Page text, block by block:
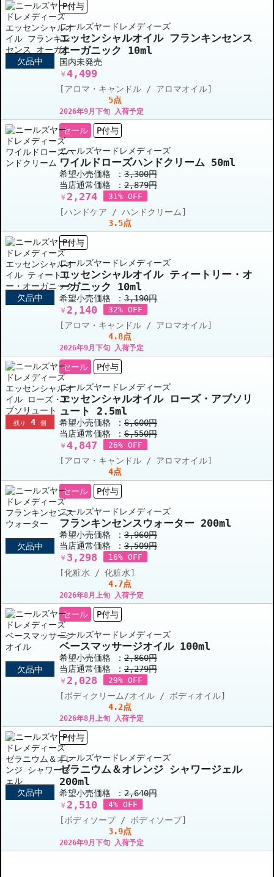
欠品中
P付与
ニールズヤードレメディーズ
エッセンシャルオイル フランキンセンス
オーガニック 10ml
国内未発売
￥ 4,499
[アロマ・キャンドル / アロマオイル]
5点
2026年9月下旬 入荷予定
セール P付与
ニールズヤードレメディーズ
ワイルドローズハンドクリーム 50ml
希望小売価格 ： 3,300円
当店通常価格 ： 2,879円
￥ 2,274 31% OFF
[ハンドケア / ハンドクリーム]
3.5点
欠品中
P付与
ニールズヤードレメディーズ
エッセンシャルオイル ティートリー・オ
ーガニック 10ml
希望小売価格 ： 3,190円
￥ 2,140 32% OFF
[アロマ・キャンドル / アロマオイル]
4.8点
2026年9月下旬 入荷予定
残り 4 個
セール P付与
ニールズヤードレメディーズ
エッセンシャルオイル ローズ・アブソリ
ュート 2.5ml
希望小売価格 ： 6,600円
当店通常価格 ： 6,550円
￥ 4,847 26% OFF
[アロマ・キャンドル / アロマオイル]
4点
欠品中
セール P付与
ニールズヤードレメディーズ
フランキンセンスウォーター 200ml
希望小売価格 ： 3,960円
当店通常価格 ： 3,509円
￥ 3,298 16% OFF
[化粧水 / 化粧水]
4.7点
2026年8月上旬 入荷予定
欠品中
セール P付与
ニールズヤードレメディーズ
ベースマッサージオイル 100ml
希望小売価格 ： 2,860円
当店通常価格 ： 2,279円
￥ 2,028 29% OFF
[ボディクリーム/オイル / ボディオイル]
4.2点
2026年8月上旬 入荷予定
欠品中
P付与
ニールズヤードレメディーズ
ゼラニウム＆オレンジ シャワージェル
200ml
希望小売価格 ： 2,640円
￥ 2,510 4% OFF
[ボディソープ / ボディソープ]
3.9点
2026年9月下旬 入荷予定